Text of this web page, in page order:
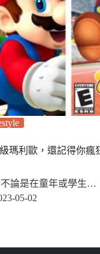
級瑪利歐，還記得你
不論是在童年或學生…
05-02